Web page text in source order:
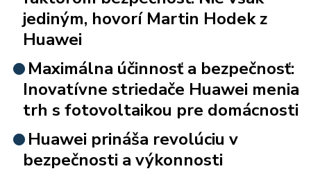
jediným, hovorí Martin Hodek z
Huawei
Maximálna účinnosť a bezpečnosť:
Inovatívne striedače Huawei menia
trh s fotovoltaikou pre domácnosti
Huawei prináša revolúciu v
bezpečnosti a výkonnosti